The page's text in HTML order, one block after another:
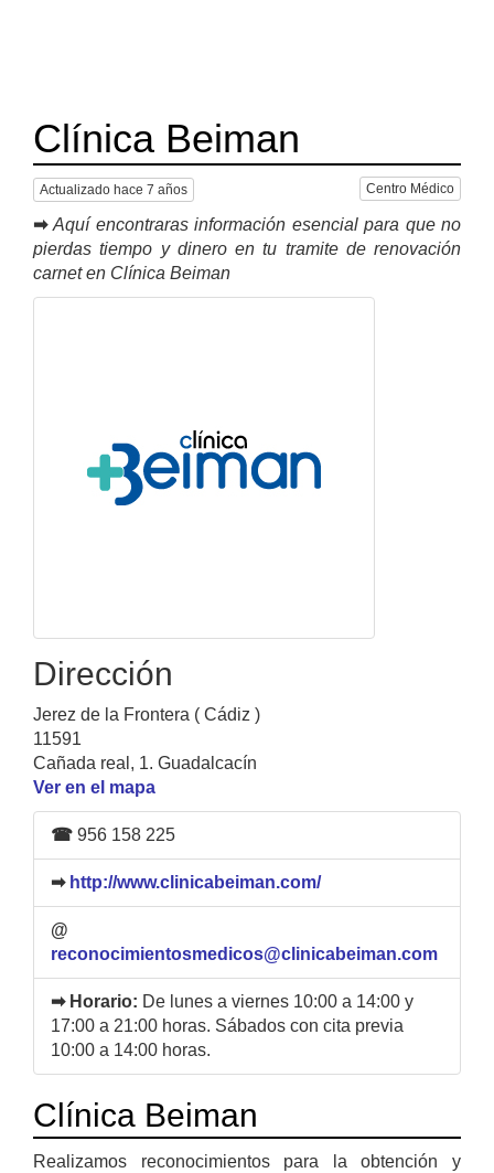
Clínica Beiman
Actualizado hace 7 años Centro Médico
➡ Aquí encontraras información esencial para que no
pierdas tiempo y dinero en tu tramite de renovación
carnet en Clínica Beiman
Dirección
Jerez de la Frontera ( Cádiz )
11591
Cañada real, 1. Guadalcacín
Ver en el mapa
☎ 956 158 225
➡ http://www.clinicabeiman.com/
@
reconocimientosmedicos@clinicabeiman.com
➡ Horario: De lunes a viernes 10:00 a 14:00 y
17:00 a 21:00 horas. Sábados con cita previa
10:00 a 14:00 horas.
Clínica Beiman
Realizamos reconocimientos para la obtención y